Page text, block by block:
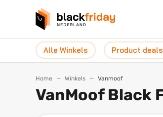
Alle Winkels Product deals
Home Winkels Vanmoof
VanMoof Black